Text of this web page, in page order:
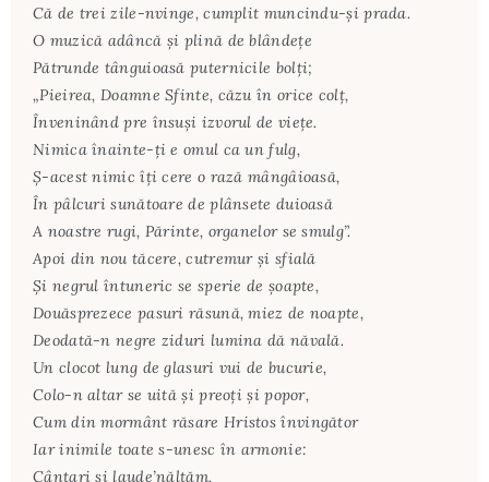
Că de trei zile-nvinge, cumplit muncindu-și prada.
O muzică adâncă și plină de blândețe
Pătrunde tânguioasă puternicile bolți;
„Pieirea, Doamne Sfinte, căzu în orice colț,
Înveninând pre însuși izvorul de viețe.
Nimica înainte-ți e omul ca un fulg,
Ș-acest nimic îți cere o rază mângâioasă,
În pâlcuri sunătoare de plânsete duioasă
A noastre rugi, Părinte, organelor se smulg”.
Apoi din nou tăcere, cutremur și sfială
Și negrul întuneric se sperie de șoapte,
Douăsprezece pasuri răsună, miez de noapte,
Deodată-n negre ziduri lumina dă năvală.
Un clocot lung de glasuri vui de bucurie,
Colo-n altar se uită și preoți și popor,
Cum din mormânt răsare Hristos învingător
Iar inimile toate s-unesc în armonie:
Cântari și laude’nălțăm,